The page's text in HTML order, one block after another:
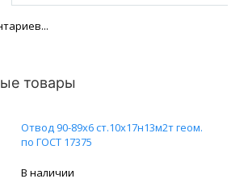
товары
Отвод 90-89х6 ст.10х17н13м2т геом.
по ГОСТ 17375
В наличии